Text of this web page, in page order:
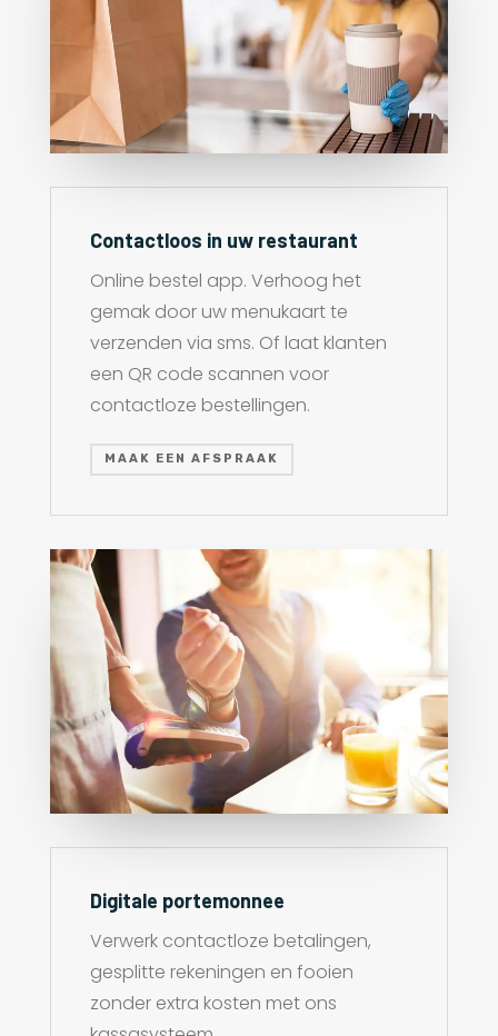
Contactloos in uw restaurant
Online bestel app. Verhoog het
gemak door uw menukaart te
verzenden via sms. Of laat klanten
een QR code scannen voor
contactloze bestellingen.
MAAK EEN AFSPRAAK
Digitale portemonnee
Verwerk contactloze betalingen,
gesplitte rekeningen en fooien
zonder extra kosten met ons